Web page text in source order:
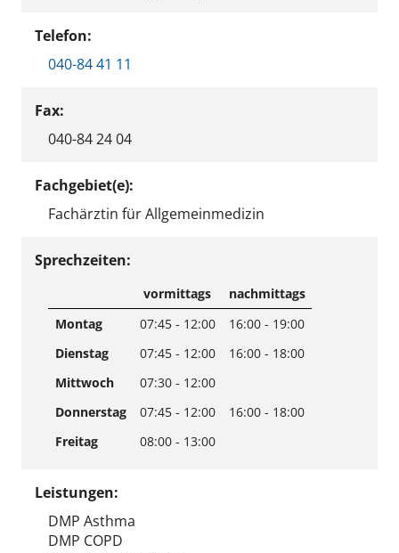
Telefon:
040-84 41 11
Fax:
040-84 24 04
Fachgebiet(e):
Fachärztin für Allgemeinmedizin
Sprechzeiten:
vormittags
nachmittags
Montag
07:45 - 12:00
16:00 - 19:00
Dienstag
07:45 - 12:00
16:00 - 18:00
Mittwoch
07:30 - 12:00
Donnerstag
07:45 - 12:00
16:00 - 18:00
Freitag
08:00 - 13:00
Leistungen:
DMP Asthma
DMP COPD